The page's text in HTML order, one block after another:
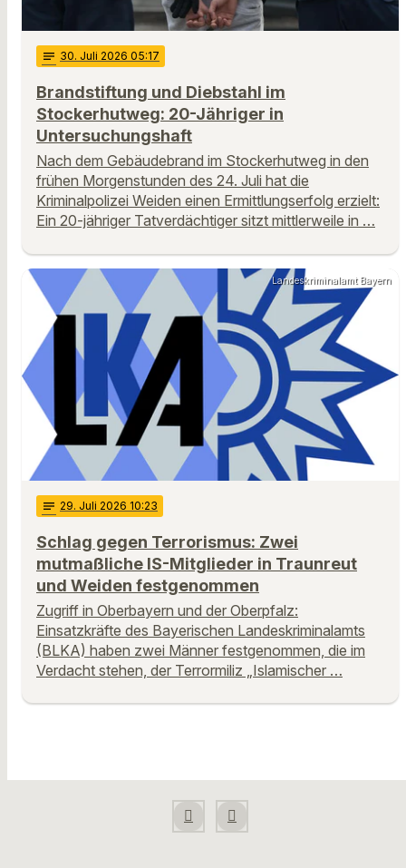
notes 30. Juli 2026 05:17
Brandstiftung und Diebstahl im
Stockerhutweg: 20-Jähriger in
Untersuchungshaft
Nach dem Gebäudebrand im Stockerhutweg in den
frühen Morgenstunden des 24. Juli hat die
Kriminalpolizei Weiden einen Ermittlungserfolg erzielt:
Ein 20-jähriger Tatverdächtiger sitzt mittlerweile in …
Landeskriminalamt Bayern
notes 29. Juli 2026 10:23
Schlag gegen Terrorismus: Zwei
mutmaßliche IS-Mitglieder in Traunreut
und Weiden festgenommen
Zugriff in Oberbayern und der Oberpfalz:
Einsatzkräfte des Bayerischen Landeskriminalamts
(BLKA) haben zwei Männer festgenommen, die im
Verdacht stehen, der Terrormiliz „Islamischer …